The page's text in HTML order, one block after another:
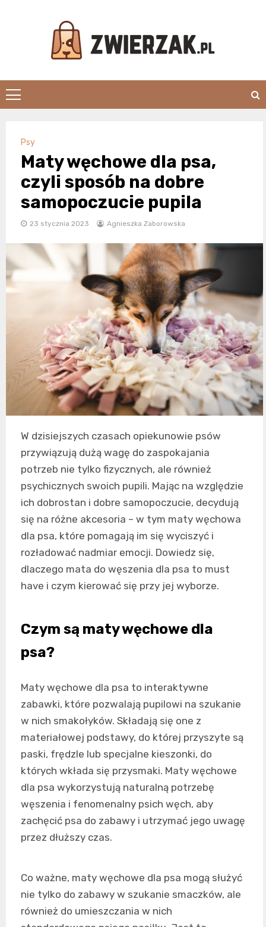
Zwierzak.pl
Psy
Maty węchowe dla psa,
czyli sposób na dobre
samopoczucie pupila
23 stycznia 2023 Agnieszka Zaborowska
W dzisiejszych czasach opiekunowie psów
przywiązują dużą wagę do zaspokajania
potrzeb nie tylko fizycznych, ale również
psychicznych swoich pupili. Mając na względzie
ich dobrostan i dobre samopoczucie, decydują
się na różne akcesoria – w tym maty węchowa
dla psa, które pomagają im się wyciszyć i
rozładować nadmiar emocji. Dowiedz się,
dlaczego mata do węszenia dla psa to must
have i czym kierować się przy jej wyborze.
Czym są maty węchowe dla
psa?
Maty węchowe dla psa to interaktywne
zabawki, które pozwalają pupilowi na szukanie
w nich smakołyków. Składają się one z
materiałowej podstawy, do której przyszyte są
paski, frędzle lub specjalne kieszonki, do
których wkłada się przysmaki. Maty węchowe
dla psa wykorzystują naturalną potrzebę
węszenia i fenomenalny psich węch, aby
zachęcić psa do zabawy i utrzymać jego uwagę
przez dłuższy czas.
Co ważne, maty węchowe dla psa mogą służyć
nie tylko do zabawy w szukanie smaczków, ale
również do umieszczania w nich